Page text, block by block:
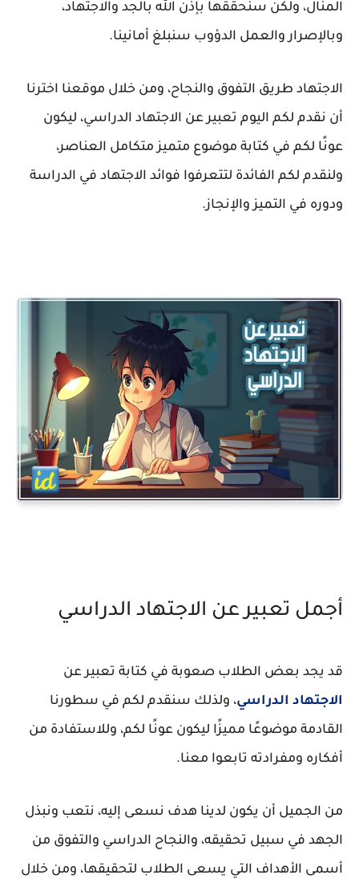
المنال، ولكن سنحققها بإذن الله بالجد والاجتهاد،
وبالإصرار والعمل الدؤوب سنبلغ أمانينا.
الاجتهاد طريق التفوق والنجاح، ومن خلال موقعنا اخترنا
أن نقدم لكم اليوم تعبير عن الاجتهاد الدراسي، ليكون
عونًا لكم في كتابة موضوع متميز متكامل العناصر،
ولنقدم لكم الفائدة لتتعرفوا فوائد الاجتهاد في الدراسة
ودوره في التميز والإنجاز.
أجمل تعبير عن الاجتهاد الدراسي
قد يجد بعض الطلاب صعوبة في كتابة تعبير عن
الاجتهاد الدراسي، ولذلك سنقدم لكم في سطورنا
القادمة موضوعًا مميزًا ليكون عونًا لكم، وللاستفادة من
أفكاره ومفرادته تابعوا معنا.
من الجميل أن يكون لدينا هدف نسعى إليه، نتعب ونبذل
الجهد في سبيل تحقيقه، والنجاح الدراسي والتفوق من
أسمى الأهداف التي يسعى الطلاب لتحقيقها، ومن خلال